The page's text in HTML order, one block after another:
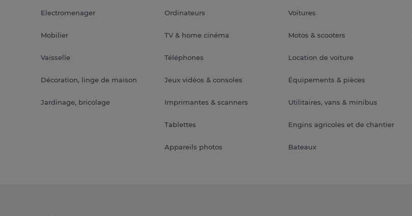
Electromenager
Mobilier
Vaisselle
Décoration, linge de maison
Jardinage, bricolage
Ordinateurs
TV & home cinéma
Téléphones
Jeux vidéos & consoles
Imprimantes & scanners
Tablettes
Appareils photos
Voitures
Motos & scooters
Location de voiture
Équipements & pièces
Utilitaires, vans & minibus
Engins agricoles et de chantier
Bateaux